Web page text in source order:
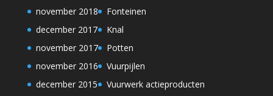
november 2018
december 2017
november 2017
november 2016
december 2015
Fonteinen
Knal
Potten
Vuurpijlen
Vuurwerk actieproducten